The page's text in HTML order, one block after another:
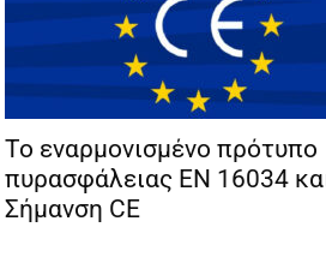
Το εναρμονισμένο πρότυπο
πυρασφάλειας EN 16034
Σήμανση CE